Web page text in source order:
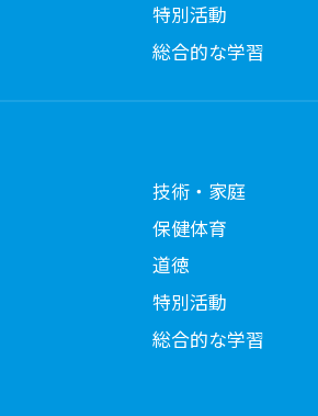
特別活動
総合的な学習
技術・家庭
保健体育
道徳
特別活動
総合的な学習